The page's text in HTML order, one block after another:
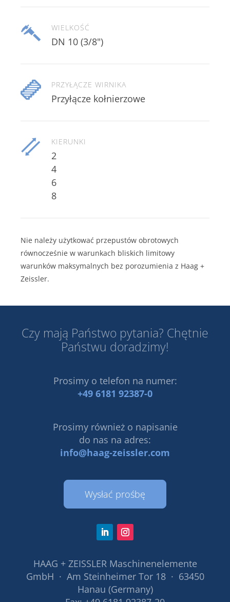
WIELKOŚĆ
DN 10 (3/8")
PRZYŁĄCZE WIRNIKA
Przyłącze kołnierzowe
KIERUNKI
2
4
6
8
Nie należy użytkować przepustów obrotowych
równocześnie w warunkach bliskich limitowy
warunków maksymalnych bez porozumienia z Haag +
Zeissler.
Czy mają Państwo pytania? Chętnie
Państwu doradzimy!
Prosimy o telefon na numer:
+49 6181 92387-0
Prosimy również o napisanie
do nas na adres:
info@haag-zeissler.com
Wysłać prośbę
HAAG + ZEISSLER Maschinenelemente
GmbH · Am Steinheimer Tor 18 · 63450
Hanau (Germany)